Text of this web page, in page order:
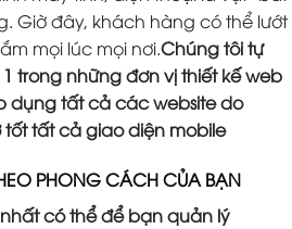
Giờ đây, khách hàng có thể lướt
mọi lúc mọi nơi.Chúng tôi tự
trong những đơn vị thiết kế web
dụng tất cả các website do
tất cả giao diện mobile
PHONG CÁCH CỦA BẠN
có thể để bạn quản lý